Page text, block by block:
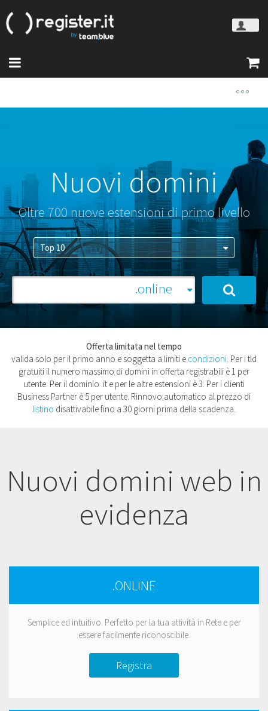
Nuovi domini
Oltre 700 nuove estensioni di primo livello
Offerta limitata nel tempo
valida solo per il primo anno e soggetta a limiti e condizioni. Per i tld
gratuiti il numero massimo di domini in offerta registrabili è 1 per
utente. Per il dominio .it e per le altre estensioni è 3. Per i clienti
Business Partner è 5 per utente. Rinnovo automatico al prezzo di
listino disattivabile fino a 30 giorni prima della scadenza.
Nuovi domini web in
evidenza
.ONLINE
Semplice ed intuitivo. Perfetto per la tua attività in Rete e per
essere facilmente riconoscibile.
Registra